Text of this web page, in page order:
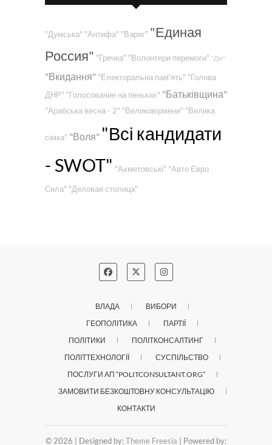
"Думська" "Антифа" "Варяг" "Единая
Россия" "Гречка" "Волонтери перемоги" "Дія"
"Вкидання" "Електоральна пам'ять" "Голова
ДНР" "Голосование на пеньках" "Батьківщина"
"Арабська весна - 2" "Великовірмени" "Велика
сімка" "Воля" "Всі кандидати
- SWOT" "Ахметовські" "Авто Євро
Сила" "Деловая столица"
ВЛАДА
ВИБОРИ
ГЕОПОЛІТИКА
ПАРТІЇ
ПОЛІТИКИ
ПОЛІТКОНСАЛТИНГ
ПОЛІТТЕХНОЛОГІЇ
СУСПІЛЬСТВО
ПОСЛУГИ АП “POLITCONSULTANT.ORG”
ЗАМОВИТИ БЕЗКОШТОВНУ КОНСУЛЬТАЦІЮ
КОНТАКТИ
© 2026 | Designed by:Theme Freesia | Powered by: